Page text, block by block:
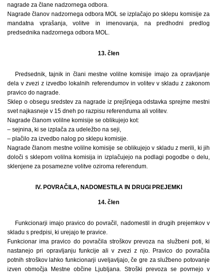
nagrade za člane nadzornega odbora.
Nagrade članov nadzornega odbora MOL se izplačajo po sklepu komisije za
mandatna vprašanja, volitve in imenovanja, na predhodni predlog
predsednika nadzornega odbora MOL.
13. člen
Predsednik, tajnik in člani mestne volilne komisije imajo za opravljanje
dela v zvezi z izvedbo lokalnih referendumov in volitev v skladu z zakonom
pravico do nagrade.
Sklep o obsegu sredstev za nagrade iz prejšnjega odstavka sprejme mestni
svet najkasneje v 15 dneh po razpisu referenduma ali volitev.
Nagrade članom volilne komisije se oblikujejo kot:
– sejnina, ki se izplača za udeležbo na seji,
– plačilo za izvedbo nalog po sklepu komisije.
Nagrade članom mestne volilne komisije se oblikujejo v skladu z merili, ki jih
določi s sklepom volilna komisija in izplačujejo na podlagi pogodbe o delu,
sklenjene za posamezne volitve oziroma referendum.
IV. POVRAČILA, NADOMESTILA IN DRUGI PREJEMKI
14. člen
Funkcionarji imajo pravico do povračil, nadomestil in drugih prejemkov v
skladu s predpisi, ki urejajo te pravice.
Funkcionar ima pravico do povračila stroškov prevoza na službeni poti, ki
nastanejo pri opravljanju funkcije ali v zvezi z njo. Pravico do povračila
potnih stroškov lahko funkcionarji uveljavljajo, če gre za službeno potovanje
izven območja Mestne občine Ljubljana. Stroški prevoza se povrnejo v